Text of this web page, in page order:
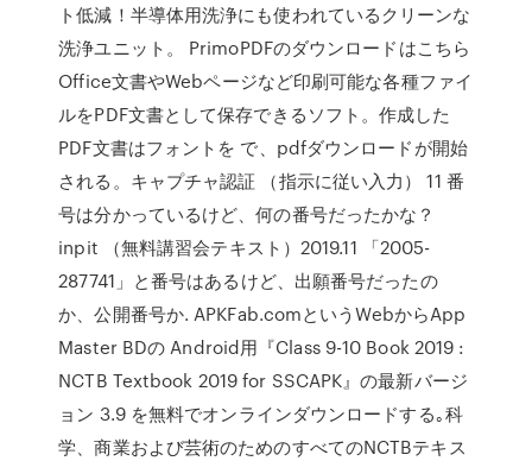
ト低減！半導体用洗浄にも使われているクリーンな
洗浄ユニット。 PrimoPDFのダウンロードはこちら
Office文書やWebページなど印刷可能な各種ファイ
ルをPDF文書として保存できるソフト。作成した
PDF文書はフォントを で、pdfダウンロードが開始
される。キャプチャ認証 （指示に従い入力） 11 番
号は分かっているけど、何の番号だったかな？
inpit （無料講習会テキスト）2019.11 「2005-
287741」と番号はあるけど、出願番号だったの
か、公開番号か. APKFab.comというWebからApp
Master BDの Android用『Class 9-10 Book 2019 :
NCTB Textbook 2019 for SSCAPK』の最新バージ
ョン 3.9 を無料でオンラインダウンロードする｡科
学、商業および芸術のためのすべてのNCTBテキス